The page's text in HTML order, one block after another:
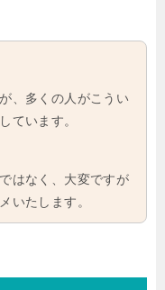
、多くの人がこうい
ています。
はなく、大変ですが
いたします。